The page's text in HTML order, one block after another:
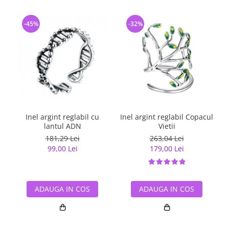
Inel argint reglabil cu
lantul ADN
181,29 Lei
99,00 Lei
-45%
ADAUGA IN COS
Inel argint reglabil Copacul
Vietii
263,04 Lei
179,00 Lei
-32%
ADAUGA IN COS